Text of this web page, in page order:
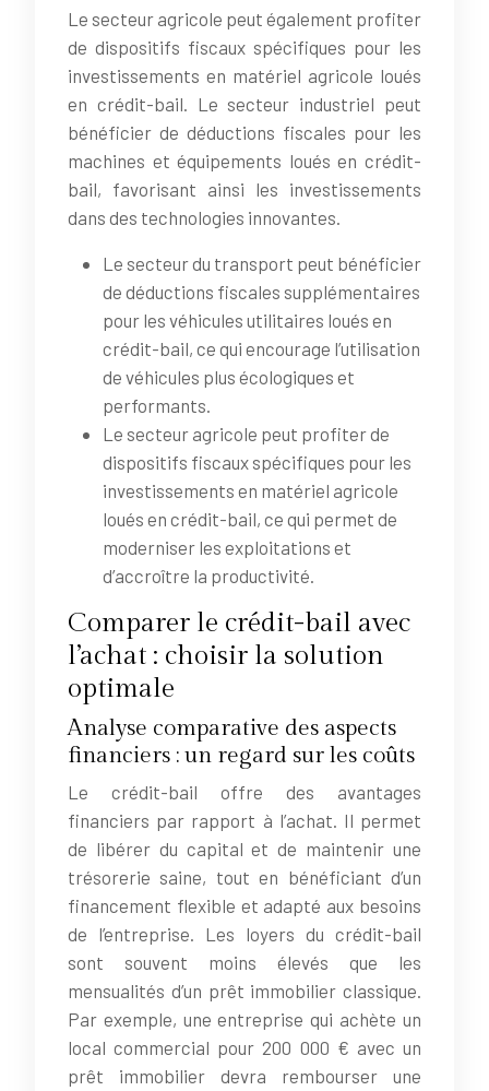
Le secteur agricole peut également profiter
de dispositifs fiscaux spécifiques pour les
investissements en matériel agricole loués
en crédit-bail. Le secteur industriel peut
bénéficier de déductions fiscales pour les
machines et équipements loués en crédit-
bail, favorisant ainsi les investissements
dans des technologies innovantes.
Le secteur du transport peut bénéficier
de déductions fiscales supplémentaires
pour les véhicules utilitaires loués en
crédit-bail, ce qui encourage l’utilisation
de véhicules plus écologiques et
performants.
Le secteur agricole peut profiter de
dispositifs fiscaux spécifiques pour les
investissements en matériel agricole
loués en crédit-bail, ce qui permet de
moderniser les exploitations et
d’accroître la productivité.
Comparer le crédit-bail avec
l’achat : choisir la solution
optimale
Analyse comparative des aspects
financiers : un regard sur les coûts
Le crédit-bail offre des avantages
financiers par rapport à l’achat. Il permet
de libérer du capital et de maintenir une
trésorerie saine, tout en bénéficiant d’un
financement flexible et adapté aux besoins
de l’entreprise. Les loyers du crédit-bail
sont souvent moins élevés que les
mensualités d’un prêt immobilier classique.
Par exemple, une entreprise qui achète un
local commercial pour 200 000 € avec un
prêt immobilier devra rembourser une